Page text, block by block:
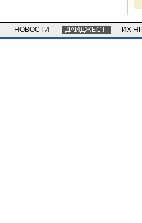
НОВОСТИ ДАЙДЖЕСТ ИХ